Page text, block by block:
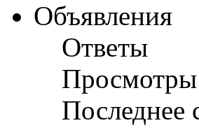
Объявления
Ответы
Просмотры
Последнее